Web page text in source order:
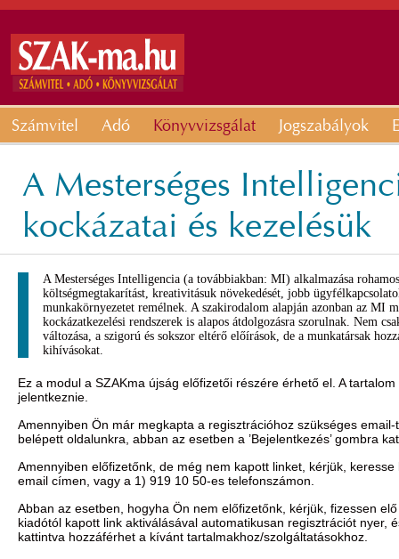
Számvitel Adó Könyvvizsgálat Jogszabályok
A Mesterséges
kockázatai és kezelésük
A Mesterséges Intelligencia (a továbbiakban: MI) alkalmazása
költségmegtakarítást, kreativitásuk növekedését, jobb
munkakörnyezetet remélnek. A szakirodalom alapján azonban az MI
kockázatkezelési rendszerek is alapos átdolgozásra szorulnak. Nem
változása, a szigorú és sokszor eltérő előírások, de a munkatársak
kihívásokat.
Ez a modul a SZAKma újság előfizetői részére érhető el. A
jelentkeznie.
Amennyiben Ön már megkapta a regisztrációhoz szükséges
belépett oldalunkra, abban az esetben a ’Bejelentkezés’ gombra
Amennyiben előfizetőnk, de még nem kapott linket, kérjük,
email címen, vagy a 1) 919 10 50-es telefonszámon.
Abban az esetben, hogyha Ön nem előfizetőnk, kérjük, fizessen
kiadótól kapott link aktiválásával automatikusan regisztrációt nyer,
kattintva hozzáférhet a kívánt tartalmakhoz/szolgáltatásokhoz.